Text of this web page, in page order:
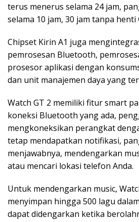
terus menerus selama 24 jam,
selama 10 jam, 30 jam tanpa henti
Chipset Kirin A1 juga
pemrosesan Bluetooth,
prosesor aplikasi dengan
dan unit manajemen daya yang
Watch GT 2 memiliki fitur smart
koneksi Bluetooth yang ada,
mengkoneksikan perangkat
tetap mendapatkan notifikasi,
menjawabnya, mendengarkan
atau mencari lokasi telefon Anda.
Untuk mendengarkan music,
menyimpan hingga 500 lagu
dapat didengarkan ketika